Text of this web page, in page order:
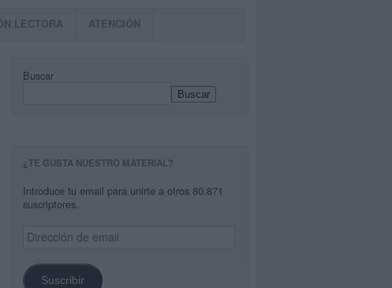
LECTORA ATENCIÓN
Buscar
Buscar
¿TE GUSTA NUESTRO MATERIAL?
Introduce tu email para unirte a otros 80.871
suscriptores.
Dirección
de
Suscribir